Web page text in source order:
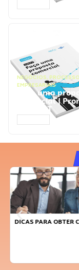
NEGÓCIOS,
EMPRESARIAIS
Faça uma
comercial |
ChatGPT
DICAS PARA OBTER